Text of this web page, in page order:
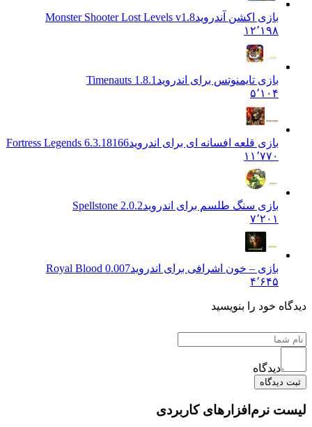
بازی اکشن آندروید Monster Shooter Lost Levels v1.8
۱۲٬۱۹۸
بازی تایمنوتس برای اندروید 1.8.1 Timenauts
بازی قلعه افسانه ای برای اندروید 6.3.18166 Fortress Legends
۱۱٬۷۷۰
بازی سنگ طلسم برای اندروید 2.0.2 Spellstone
بازی – خون اشرافی برای اندروید Royal Blood 0.007
خود را بنویسید
نرم‌افزارهای کاربردی